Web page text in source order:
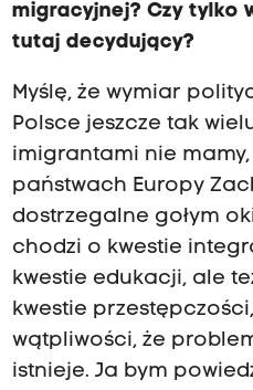
migracyjnej? Czy tylko
tutaj decydujący?
Myślę, że wymiar
Polsce jeszcze tak
imigrantami nie
państwach Europy
dostrzegalne gołym
chodzi o kwestie
kwestie edukacji, ale
kwestie
wątpliwości, że
istnieje. Ja bym